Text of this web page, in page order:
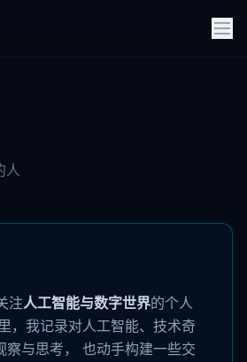
人
注人工智能与数字世界的个人
，我记录对人工智能、技术奇
察与思考， 也动手构建一些交